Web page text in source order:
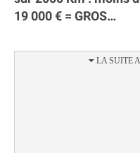
19 000 € = GROS